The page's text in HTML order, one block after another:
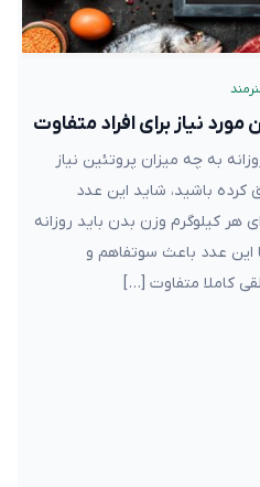
نیاز برای افراد متفاوت
به چه میزان پروتئین نیاز
کرده ‌باشید، شاید این عدد
هر کیلوگرم وزن بدن باید روزانه
این عدد باعث سوتفاهم و
کاملا متفاوت […]